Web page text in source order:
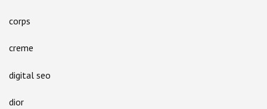
corps
creme
digital seo
dior